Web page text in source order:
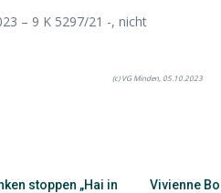
– 9 K 5297/21 -, nicht
(c) VG Minden, 05.10.2023
stoppen „Hai in
Vivienne